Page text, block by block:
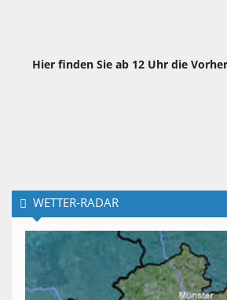
Hier finden Sie ab 12 Uhr die
WETTER-RADAR